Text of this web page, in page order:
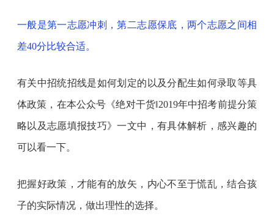
一般是第一志愿冲刺，第二志愿保底，两个志愿之间相
差40分比较合适。
有关中招统招线是如何划定的以及分配生如何录取等具
体政策，在本公众号《绝对干货‖2019年中招考前提分策
略以及志愿填报技巧》一文中，有具体解析，感兴趣的
可以看一下。
把握好政策，才能有的放矢，内心不至于慌乱，结合孩
子的实际情况，做出理性的选择。